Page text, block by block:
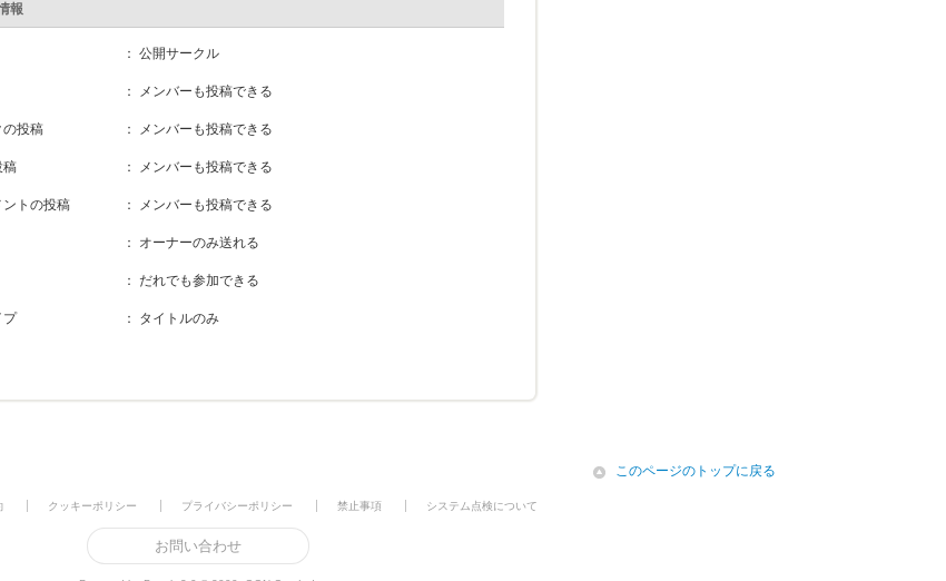
報
： 公開サークル
： メンバーも投稿できる
の投稿 ： メンバーも投稿できる
稿 ： メンバーも投稿できる
トの投稿 ： メンバーも投稿できる
： オーナーのみ送れる
： だれでも参加できる
プ ： タイトルのみ
icon
このページのトップに戻る
クッキーポリシー プライバシーポリシー 禁止事項 システム点検について
お問い合わせ